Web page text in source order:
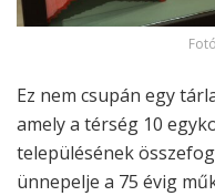
Ez nem csupán egy
amely a térség 10
településének
ünnepelje a 75 évig